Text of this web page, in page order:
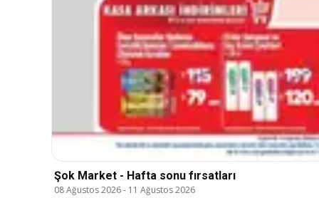
Şok Market - Hafta sonu fırsatları
08 Ağustos 2026- 11 Ağustos 2026